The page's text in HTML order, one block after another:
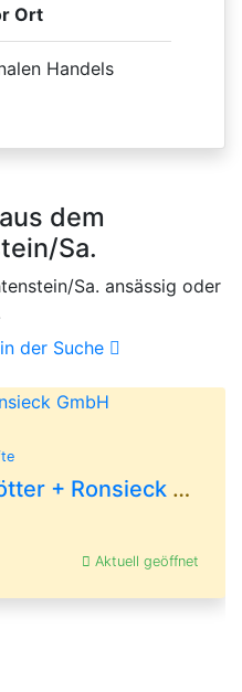
Ort
Handels
dem
Sa.
Sa. ansässig oder
der Suche
+ Ronsieck GmbH
Aktuell geöffnet